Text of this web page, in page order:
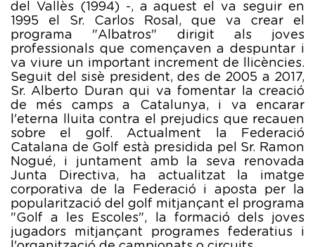
del Vallès (1994) -, a aquest el va seguir en
1995 el Sr. Carlos Rosal, que va crear el
programa "Albatros" dirigit als joves
professionals que començaven a despuntar i
va viure un important increment de llicències.
Seguit del sisè president, des de 2005 a 2017,
Sr. Alberto Duran qui va fomentar la creació
de més camps a Catalunya, i va encarar
l'eterna lluita contra el prejudics que recauen
sobre el golf. Actualment la Federació
Catalana de Golf està presidida pel Sr. Ramon
Nogué, i juntament amb la seva renovada
Junta Directiva, ha actualitzat la imatge
corporativa de la Federació i aposta per la
popularització del golf mitjançant el programa
"Golf a les Escoles", la formació dels joves
jugadors mitjançant programes federatius i